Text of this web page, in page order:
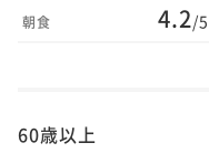
朝食 4.2/5
60歳以上